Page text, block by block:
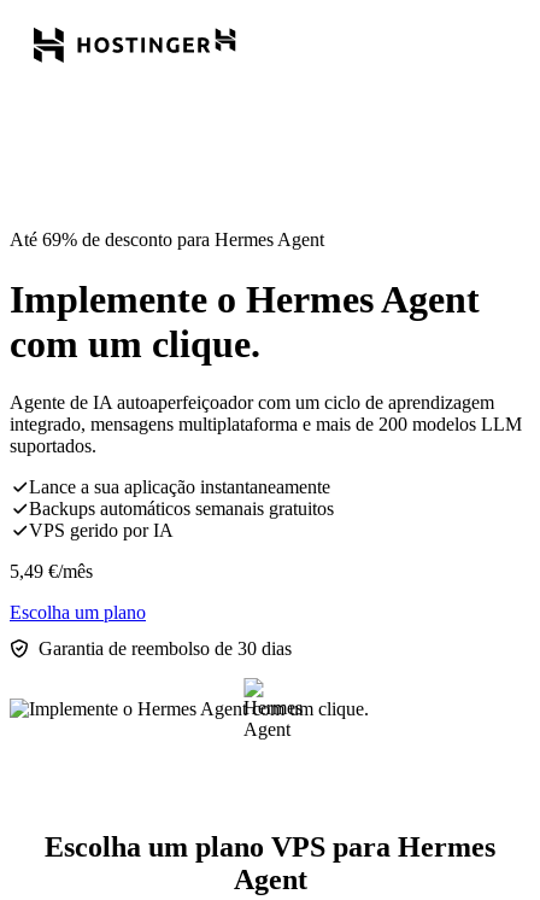
Até 69% de desconto para Hermes Agent
Implemente o Hermes Agent
com um clique.
Agente de IA autoaperfeiçoador com um ciclo de aprendizagem
integrado, mensagens multiplataforma e mais de 200 modelos LLM
suportados.
Lance a sua aplicação instantaneamente
Backups automáticos semanais gratuitos
VPS gerido por IA
5,49 €/mês
Escolha um plano
Garantia de reembolso de 30 dias
Escolha um plano VPS para Hermes
Agent